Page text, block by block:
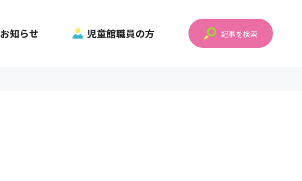
お知らせ 児童館職員の方 記事を検索